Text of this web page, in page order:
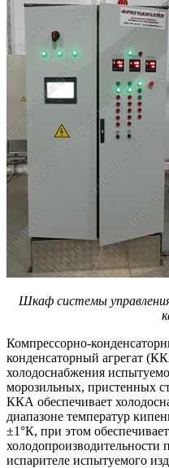
Шкаф системы
Компрессорно-
конденсаторный агрегат
холодоснабжения
морозильных, пристенных
ККА обеспечивает
диапазоне температур
±1°К, при этом
холодопроизводительности
испарителе испытуемого